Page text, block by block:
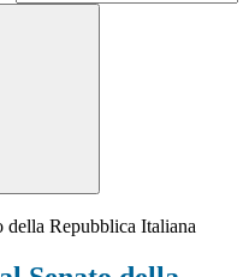
Repubblica Italiana